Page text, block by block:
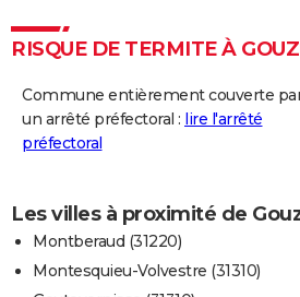
RISQUE DE TERMITE À
Commune entièrement couverte
un arrêté préfectoral : lire l'arrêté
préfectoral
Les villes à proximité de
Montberaud (31220)
Montesquieu-Volvestre (31310)